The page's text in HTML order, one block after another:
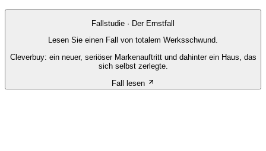
Fallstudie · Der Ernstfall
Lesen Sie einen Fall von totalem Werksschwund.
Cleverbuy: ein neuer, seriöser Markenauftritt und dahinter ein Haus, das
sich selbst zerlegte.
Fall lesen